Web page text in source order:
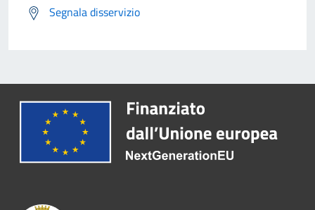
Segnala disservizio